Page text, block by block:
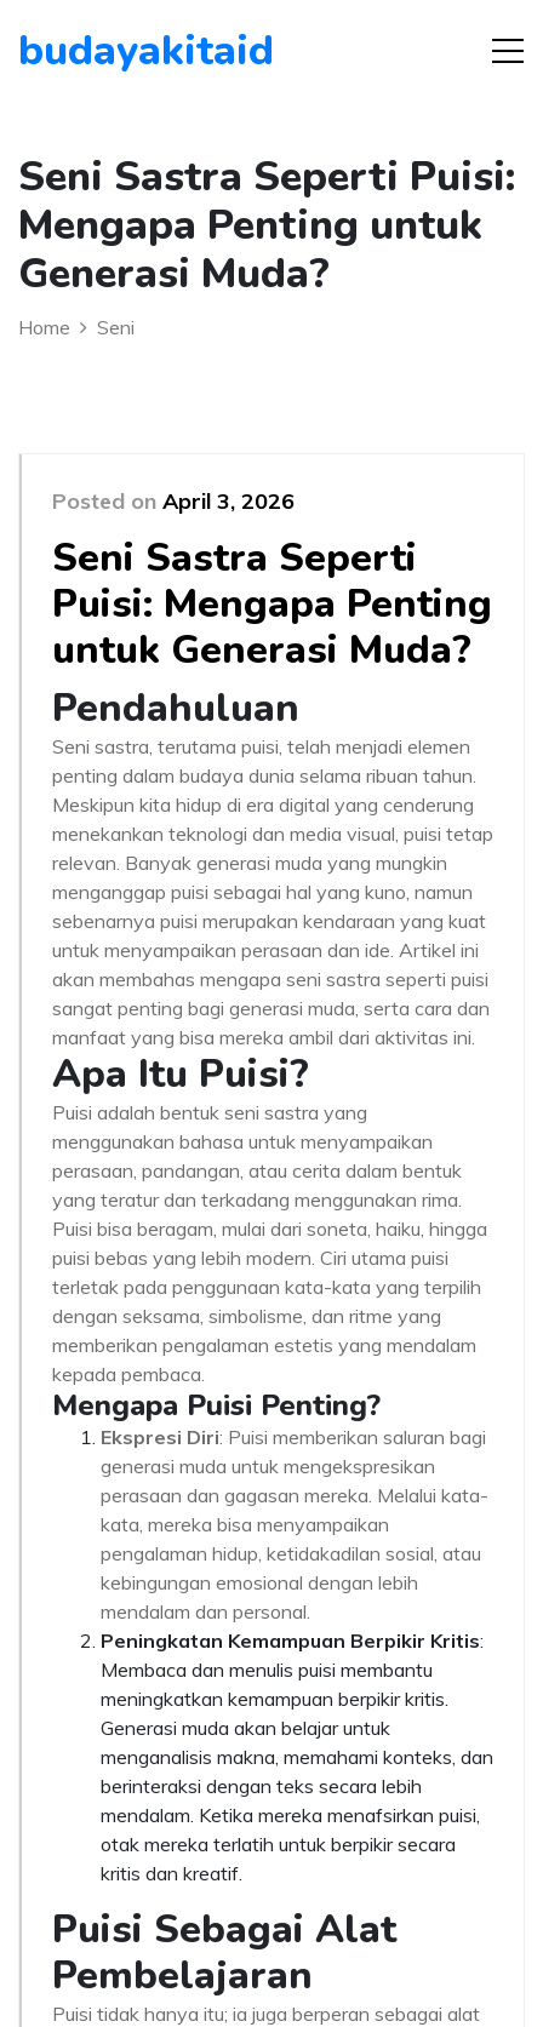
budayakitaid
Seni Sastra Seperti Puisi:
Mengapa Penting untuk
Generasi Muda?
Home Seni
Posted on April 3, 2026
Seni Sastra Seperti
Puisi: Mengapa Penting
untuk Generasi Muda?
Pendahuluan
Seni sastra, terutama puisi, telah menjadi elemen
penting dalam budaya dunia selama ribuan tahun.
Meskipun kita hidup di era digital yang cenderung
menekankan teknologi dan media visual, puisi tetap
relevan. Banyak generasi muda yang mungkin
menganggap puisi sebagai hal yang kuno, namun
sebenarnya puisi merupakan kendaraan yang kuat
untuk menyampaikan perasaan dan ide. Artikel ini
akan membahas mengapa seni sastra seperti puisi
sangat penting bagi generasi muda, serta cara dan
manfaat yang bisa mereka ambil dari aktivitas ini.
Apa Itu Puisi?
Puisi adalah bentuk seni sastra yang
menggunakan bahasa untuk menyampaikan
perasaan, pandangan, atau cerita dalam bentuk
yang teratur dan terkadang menggunakan rima.
Puisi bisa beragam, mulai dari soneta, haiku, hingga
puisi bebas yang lebih modern. Ciri utama puisi
terletak pada penggunaan kata-kata yang terpilih
dengan seksama, simbolisme, dan ritme yang
memberikan pengalaman estetis yang mendalam
kepada pembaca.
Mengapa Puisi Penting?
Ekspresi Diri: Puisi memberikan saluran bagi
generasi muda untuk mengekspresikan
perasaan dan gagasan mereka. Melalui kata-
kata, mereka bisa menyampaikan
pengalaman hidup, ketidakadilan sosial, atau
kebingungan emosional dengan lebih
mendalam dan personal.
Peningkatan Kemampuan Berpikir Kritis:
Membaca dan menulis puisi membantu
meningkatkan kemampuan berpikir kritis.
Generasi muda akan belajar untuk
menganalisis makna, memahami konteks, dan
berinteraksi dengan teks secara lebih
mendalam. Ketika mereka menafsirkan puisi,
otak mereka terlatih untuk berpikir secara
kritis dan kreatif.
Puisi Sebagai Alat
Pembelajaran
Puisi tidak hanya itu; ia juga berperan sebagai alat